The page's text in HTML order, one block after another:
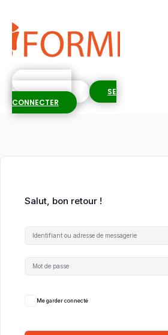
S'INSCRIRE
GRATUITEMENT
SE
CONNECTER
Salut, bon retour !
Me garder connecté